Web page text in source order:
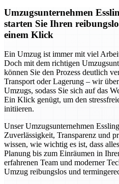
Umzugsunternehmen
starten Sie Ihren
einem Klick
Ein Umzug ist immer mit viel
Doch mit dem richtigen
können Sie den Prozess deutlich
Transport oder Lagerung – wir
Umzugs, sodass Sie sich auf das
Ein Klick genügt, um den
initiieren.
Unser Umzugsunternehmen
Zuverlässigkeit, Transparenz und
wissen, wie wichtig es ist, dass
Planung bis zum Einräumen in
erfahrenen Team und moderner
Umzug reibungslos und